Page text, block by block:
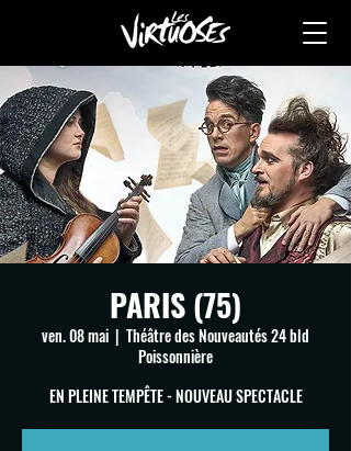
PARIS (75)
ven. 08 mai
  |
Théâtre des Nouveautés 24 bld
Poissonnière
EN PLEINE TEMPÊTE - NOUVEAU SPECTACLE